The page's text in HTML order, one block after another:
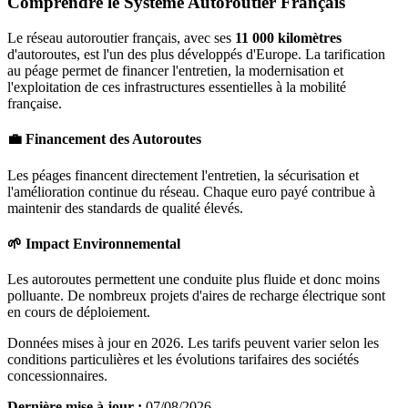
Le réseau autoroutier français, avec ses 11 000 kilomètres
d'autoroutes, est l'un des plus développés d'Europe. La tarification
au péage permet de financer l'entretien, la modernisation et
l'exploitation de ces infrastructures essentielles à la mobilité
française.
💼 Financement des Autoroutes
Les péages financent directement l'entretien, la sécurisation et
l'amélioration continue du réseau. Chaque euro payé contribue à
maintenir des standards de qualité élevés.
🌱 Impact Environnemental
Les autoroutes permettent une conduite plus fluide et donc moins
polluante. De nombreux projets d'aires de recharge électrique sont
en cours de déploiement.
Données mises à jour en 2026. Les tarifs peuvent varier selon les
conditions particulières et les évolutions tarifaires des sociétés
concessionnaires.